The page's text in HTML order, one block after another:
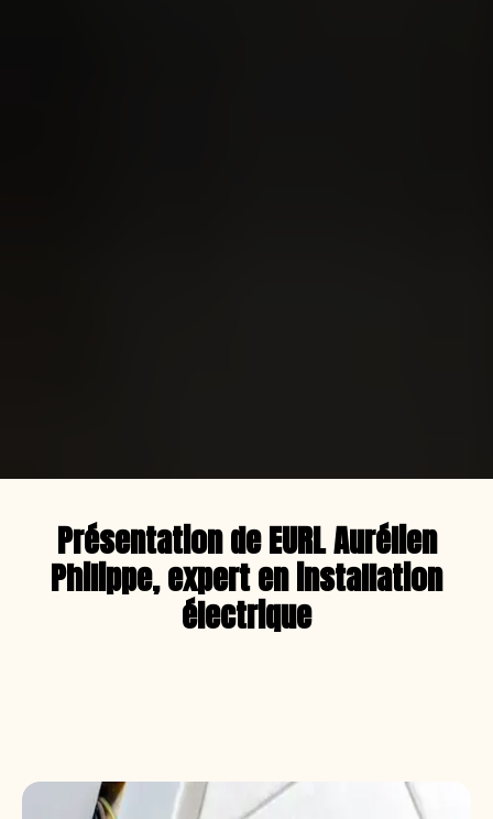
Présentation de EURL Aurélien
Philippe, expert en installation
électrique